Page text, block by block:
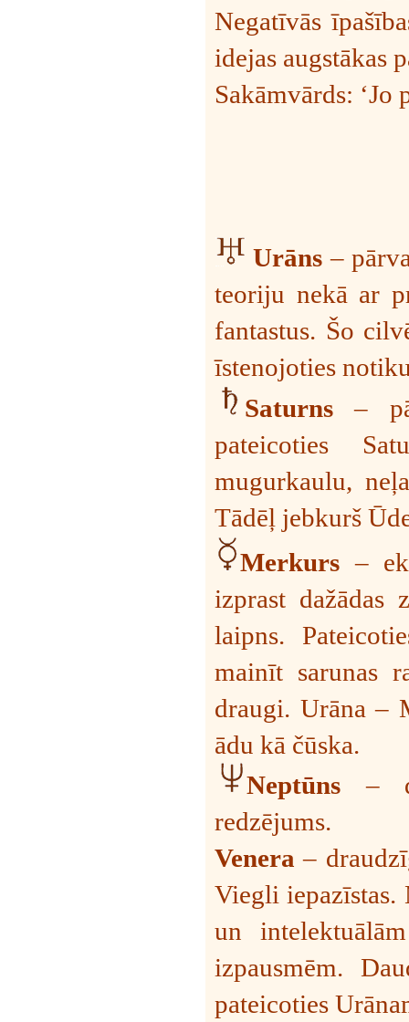
Negatīvās
idejas augstākas
Sakāmvārds: ‘Jo
Urāns –
teoriju nekā ar
fantastus. Šo
īstenojoties
Saturns–
pateicoties
mugurkaulu,
Tādēļ jebkurš
Merkurs –
izprast dažādas
laipns.
mainīt sarunas
draugi. Urāna –
ādu kā čūska.
Neptūns–
redzējums.
Venera–
Viegli iepazīstas.
un
izpausmēm.
pateicoties